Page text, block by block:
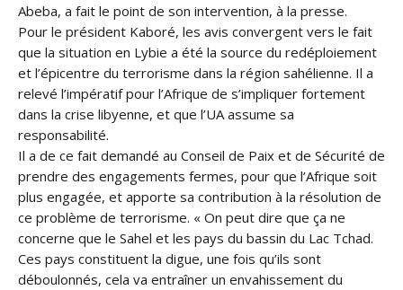
Abeba, a fait le point de son intervention, à la presse.
Pour le président Kaboré, les avis convergent vers le fait
que la situation en Lybie a été la source du redéploiement
et l’épicentre du terrorisme dans la région sahélienne. Il a
relevé l’impératif pour l’Afrique de s’impliquer fortement
dans la crise libyenne, et que l’UA assume sa
responsabilité.
Il a de ce fait demandé au Conseil de Paix et de Sécurité de
prendre des engagements fermes, pour que l’Afrique soit
plus engagée, et apporte sa contribution à la résolution de
ce problème de terrorisme. « On peut dire que ça ne
concerne que le Sahel et les pays du bassin du Lac Tchad.
Ces pays constituent la digue, une fois qu’ils sont
déboulonnés, cela va entraîner un envahissement du